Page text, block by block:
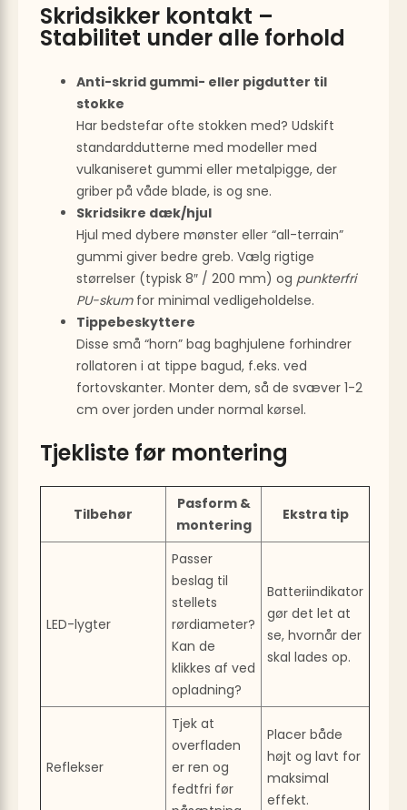
Skridsikker kontakt –
Stabilitet under alle forhold
Anti-skrid gummi- eller pigdutter til
stokke
Har bedstefar ofte stokken med? Udskift
standarddutterne med modeller med
vulkaniseret gummi eller metalpigge, der
griber på våde blade, is og sne.
Skridsikre dæk/hjul
Hjul med dybere mønster eller “all-terrain”
gummi giver bedre greb. Vælg rigtige
størrelser (typisk 8″ / 200 mm) og punkterfri
PU-skumfor minimal vedligeholdelse.
Tippebeskyttere
Disse små “horn” bag baghjulene forhindrer
rollatoren i at tippe bagud, f.eks. ved
fortovskanter. Monter dem, så de svæver 1-2
cm over jorden under normal kørsel.
Tjekliste før montering
Tilbehør
Pasform &
montering
Ekstra tip
LED-lygter
Passer
beslag til
stellets
rørdiameter?
Kan de
klikkes af ved
opladning?
Batteriindikator
gør det let at
se, hvornår der
skal lades op.
Reflekser
Tjek at
overfladen
er ren og
fedtfri før
Placer både
højt og lavt for
maksimal
effekt.